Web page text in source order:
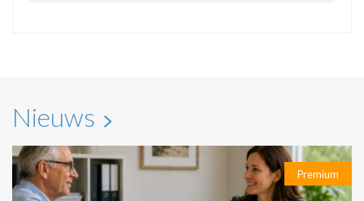
Nieuws
Premium